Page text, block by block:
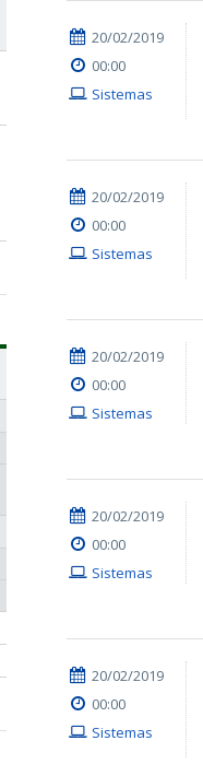
20/02/2019
00:00
Sistemas
20/02/2019
00:00
Sistemas
20/02/2019
00:00
Sistemas
20/02/2019
00:00
Sistemas
20/02/2019
00:00
Sistemas